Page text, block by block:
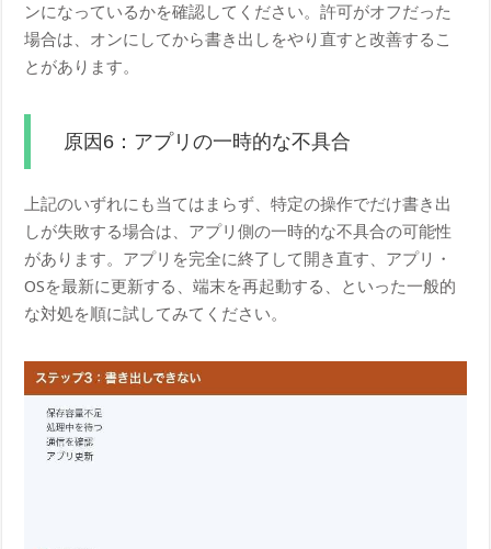
ンになっているかを確認してください。許可がオフだった
場合は、オンにしてから書き出しをやり直すと改善するこ
とがあります。
原因6：アプリの一時的な不具合
上記のいずれにも当てはまらず、特定の操作でだけ書き出
しが失敗する場合は、アプリ側の一時的な不具合の可能性
があります。アプリを完全に終了して開き直す、アプリ・
OSを最新に更新する、端末を再起動する、といった一般的
な対処を順に試してみてください。